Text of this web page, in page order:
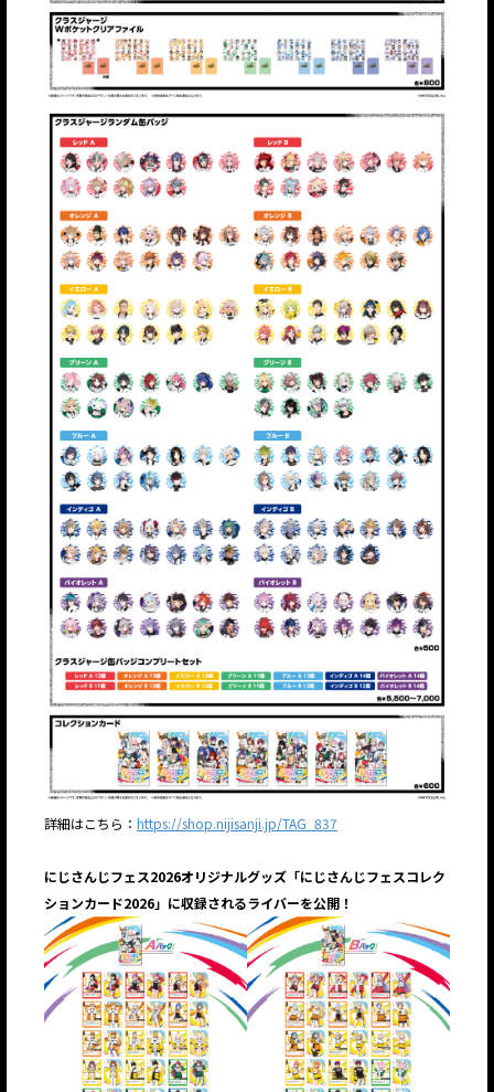
詳細はこちら： https://shop.nijisanji.jp/TAG_837
にじさんじフェス2026オリジナルグッズ「にじさんじフェスコレク
ションカード2026」に収録されるライバーを公開！